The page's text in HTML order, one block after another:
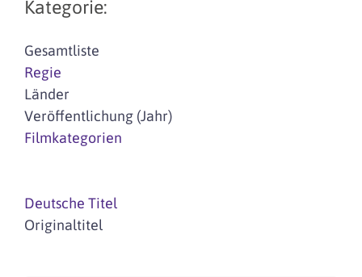
Kategorie:
Gesamtliste
Regie
Länder
Veröffentlichung (Jahr)
Filmkategorien
Deutsche Titel
Originaltitel